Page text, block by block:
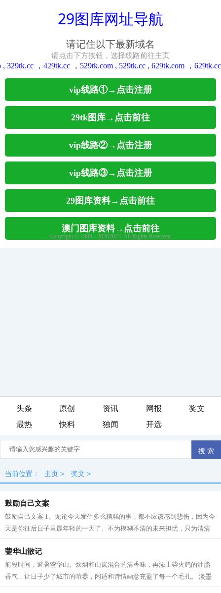
头条 原创 资讯 网报
奖文
最热
快料 独闻 开选
当前位置： 主页 > 奖文 >
鼓励自己文案
鼓励自己文案 1、无论今天发生多么糟糕的事，都不应该感到悲伤，因为今
天是你往后日子里最年轻的一天了。不为模糊不清的未来担忧，只为清清
楚楚的现在努力。 2、不要因为一时的...
蓥华山散记
前段时间，避暑蓥华山。炊烟和山岚混合的清香味，再添上柴火鸡的油脂
香气，让日子少了城市的喧嚣，闲适和诗情画意充盈了每一个毛孔。 淡墨
般的炊烟，曾经是我们的 生活 史。南...